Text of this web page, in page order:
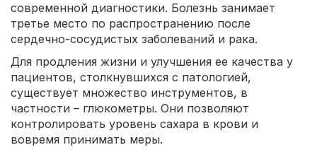
современной диагностики. Болезнь занимает
третье место по распространению после
сердечно-сосудистых заболеваний и рака.
Для продления жизни и улучшения ее качества у
пациентов, столкнувшихся с патологией,
существует множество инструментов, в
частности – глюкометры. Они позволяют
контролировать уровень сахара в крови и
вовремя принимать меры.